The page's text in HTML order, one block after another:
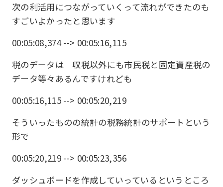
次の利活用につながっていくって流れができたのも
すごいよかったと思います
00:05:08,374 --> 00:05:16,115
税のデータは 収税以外にも市民税と固定資産税の
データ等々あるんですけれども
00:05:16,115 --> 00:05:20,219
そういったものの統計の税務統計のサポートという
形で
00:05:20,219 --> 00:05:23,356
ダッシュボードを作成していっているというところ